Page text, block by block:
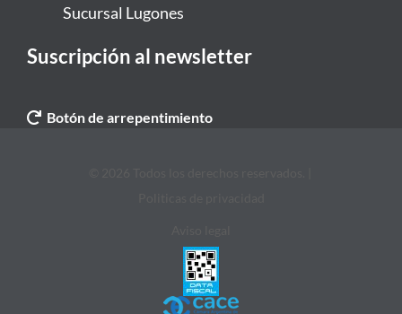
Sucursal Lugones
Suscripción al newsletter
Botón de arrepentimiento